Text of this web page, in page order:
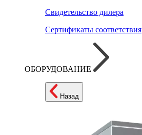
Свидетельство дилера
Сертификаты соответствия
ОБОРУДОВАНИЕ
Назад